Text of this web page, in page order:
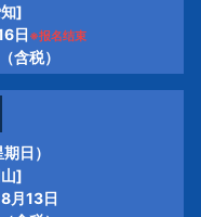
]
日 ※报名结束
含税）
日）
]
月13日